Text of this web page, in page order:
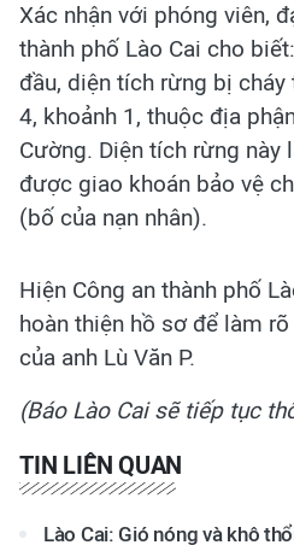
Xác nhận với phóng viên,
thành phố Lào Cai cho
đầu, diện tích rừng bị
4, khoảnh 1, thuộc địa
Cường. Diện tích rừng này
được giao khoán bảo vệ
(bố của nạn nhân).
Hiện Công an thành phố
hoàn thiện hồ sơ để làm
của anh Lù Văn P.
(Báo Lào Cai sẽ tiếp tục
TIN LIÊN QUAN
Lào Cai: Gió nóng và khô